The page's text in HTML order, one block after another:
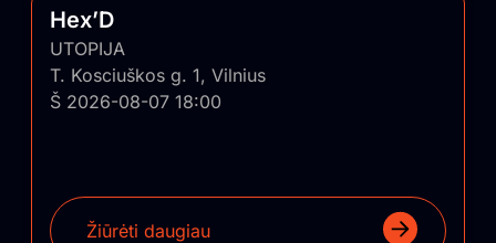
Hex’D
UTOPIJA
T. Kosciuškos g. 1, Vilnius
Š 2026-08-07 18:00
Žiūrėti daugiau